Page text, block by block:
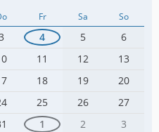
Fr Sa So
4 5
6
11 12
13
18 19
20
25 26
27
1 2 3